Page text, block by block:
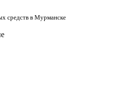
средств в Мурманске